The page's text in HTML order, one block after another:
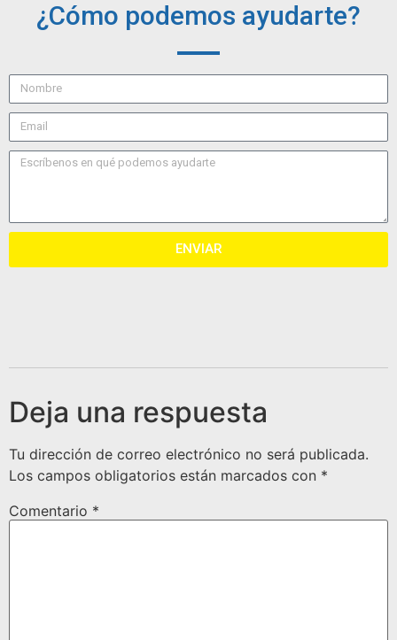
¿Cómo podemos ayudarte?
ENVIAR
Deja una respuesta
Tu dirección de correo electrónico no será publicada.
Los campos obligatorios están marcados con *
Comentario *